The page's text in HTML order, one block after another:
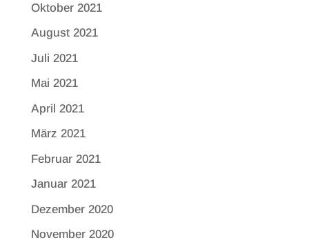
Oktober 2021
August 2021
Juli 2021
Mai 2021
April 2021
März 2021
Februar 2021
Januar 2021
Dezember 2020
November 2020